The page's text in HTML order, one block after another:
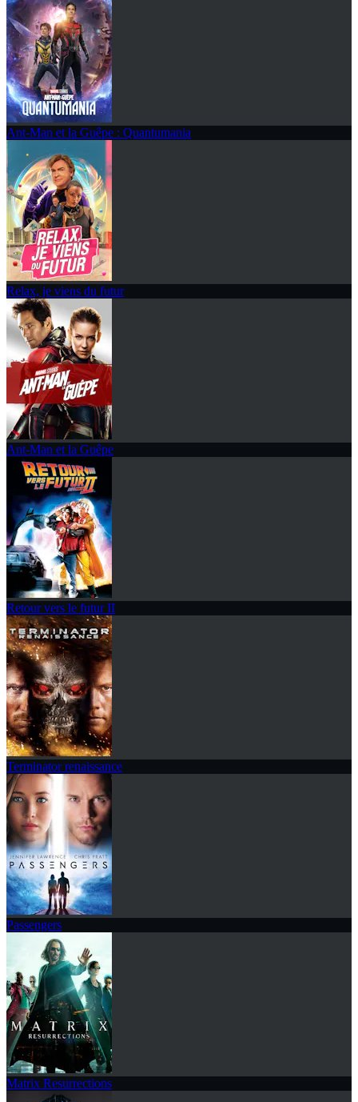
Ant-Man et la Guêpe : Quantumania
Relax, je viens du futur
Ant-Man et la Guêpe
Retour vers le futur II
Terminator renaissance
Passengers
Matrix Resurrections